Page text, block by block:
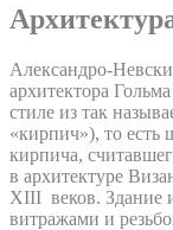
Александро-
архитектора
стиле из так
«кирпич»), то есть
кирпича,
в архитектуре
XIII веков. Здание
витражами и